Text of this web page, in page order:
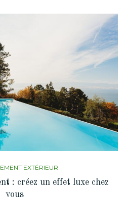
EXTÉRIEUR
: créez un effet luxe chez
vous